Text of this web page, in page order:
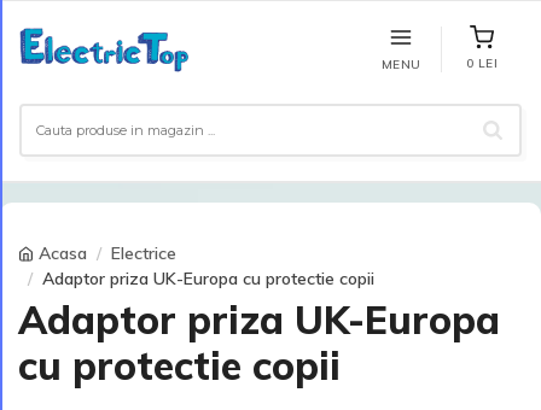
MENU 0 LEI
Acasa
Electrice
Adaptor priza UK-Europa cu protectie copii
Adaptor priza UK-Europa
cu protectie copii